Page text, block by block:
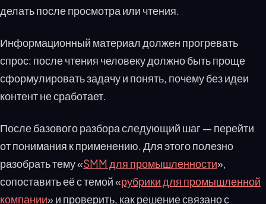
делать после просмотра или чтения.
Информационный материал должен прогревать
спрос: после чтения человеку должно быть проще
сформулировать задачу и понять, почему без идеи
контент не сработает.
После базового разбора следующий шаг — перейти
от понимания к применению. Для этого полезно
разобрать тему «SMM для промышленности»,
сопоставить её с темой «рубрики для промышленной
компании» и проверить, как решение связано с